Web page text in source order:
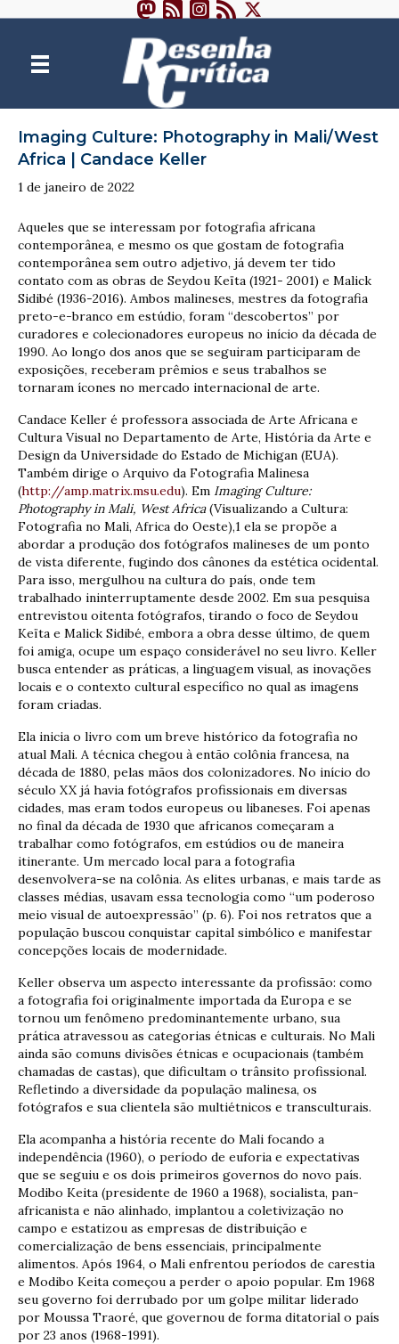
Imaging Culture: Photography in Mali/West
Africa | Candace Keller
1 de janeiro de 2022
Aqueles que se interessam por fotografia africana
contemporânea, e mesmo os que gostam de fotografia
contemporânea sem outro adjetivo, já devem ter tido
contato com as obras de Seydou Keïta (1921- 2001) e Malick
Sidibé (1936-2016). Ambos malineses, mestres da fotografia
preto-e-branco em estúdio, foram “descobertos” por
curadores e colecionadores europeus no início da década de
1990. Ao longo dos anos que se seguiram participaram de
exposições, receberam prêmios e seus trabalhos se
tornaram ícones no mercado internacional de arte.
Candace Keller é professora associada de Arte Africana e
Cultura Visual no Departamento de Arte, História da Arte e
Design da Universidade do Estado de Michigan (EUA).
Também dirige o Arquivo da Fotografia Malinesa
(http://amp.matrix.msu.edu). Em Imaging Culture:
Photography in Mali, West Africa(Visualizando a Cultura:
Fotografia no Mali, Africa do Oeste),1 ela se propõe a
abordar a produção dos fotógrafos malineses de um ponto
de vista diferente, fugindo dos cânones da estética ocidental.
Para isso, mergulhou na cultura do país, onde tem
trabalhado ininterruptamente desde 2002. Em sua pesquisa
entrevistou oitenta fotógrafos, tirando o foco de Seydou
Keïta e Malick Sidibé, embora a obra desse último, de quem
foi amiga, ocupe um espaço considerável no seu livro. Keller
busca entender as práticas, a linguagem visual, as inovações
locais e o contexto cultural específico no qual as imagens
foram criadas.
Ela inicia o livro com um breve histórico da fotografia no
atual Mali. A técnica chegou à então colônia francesa, na
década de 1880, pelas mãos dos colonizadores. No início do
século XX já havia fotógrafos profissionais em diversas
cidades, mas eram todos europeus ou libaneses. Foi apenas
no final da década de 1930 que africanos começaram a
trabalhar como fotógrafos, em estúdios ou de maneira
itinerante. Um mercado local para a fotografia
desenvolvera-se na colônia. As elites urbanas, e mais tarde as
classes médias, usavam essa tecnologia como “um poderoso
meio visual de autoexpressão” (p. 6). Foi nos retratos que a
população buscou conquistar capital simbólico e manifestar
concepções locais de modernidade.
Keller observa um aspecto interessante da profissão: como
a fotografia foi originalmente importada da Europa e se
tornou um fenômeno predominantemente urbano, sua
prática atravessou as categorias étnicas e culturais. No Mali
ainda são comuns divisões étnicas e ocupacionais (também
chamadas de castas), que dificultam o trânsito profissional.
Refletindo a diversidade da população malinesa, os
fotógrafos e sua clientela são multiétnicos e transculturais.
Ela acompanha a história recente do Mali focando a
independência (1960), o período de euforia e expectativas
que se seguiu e os dois primeiros governos do novo país.
Modibo Keita (presidente de 1960 a 1968), socialista, pan-
africanista e não alinhado, implantou a coletivização no
campo e estatizou as empresas de distribuição e
comercialização de bens essenciais, principalmente
alimentos. Após 1964, o Mali enfrentou períodos de carestia
e Modibo Keita começou a perder o apoio popular. Em 1968
seu governo foi derrubado por um golpe militar liderado
por Moussa Traoré, que governou de forma ditatorial o país
por 23 anos (1968-1991).